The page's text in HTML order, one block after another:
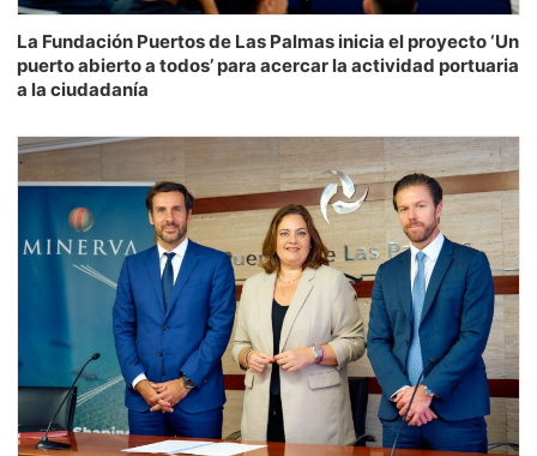
La Fundación Puertos de Las Palmas inicia el proyecto ‘Un
puerto abierto a todos’ para acercar la actividad portuaria
a la ciudadanía